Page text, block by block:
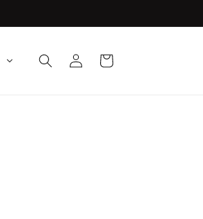
Logga
Varukorg